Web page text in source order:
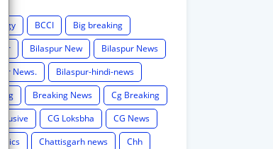
BCCI
Big breaking
Bilaspur New
Bilaspur News
News.
Bilaspur-hindi-news
Breaking News
Cg Breaking
CG Loksbha
CG News
Chattisgarh news
Chh